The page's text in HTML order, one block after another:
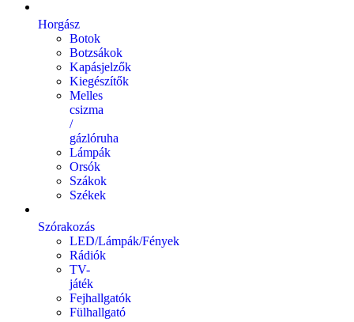
Horgász
Botok
Botzsákok
Kapásjelzők
Kiegészítők
Melles
csizma
/
gázlóruha
Lámpák
Orsók
Szákok
Székek
Szórakozás
LED/Lámpák/Fények
Rádiók
TV-
játék
Fejhallgatók
Fülhallgató